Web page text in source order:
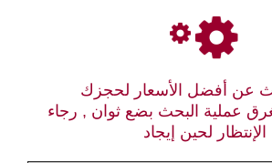
عن أفضل الأسعار لحجزك
عملية البحث بضع ثوان , رجاء
الإنتظار لحين إيجاد